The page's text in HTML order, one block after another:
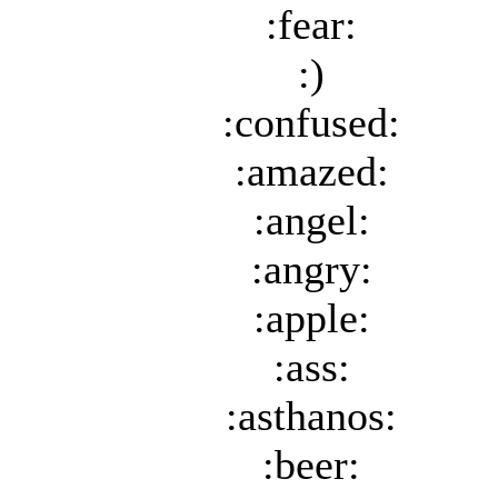
:fear:
:)
:confused:
:amazed:
:angel:
:angry:
:apple:
:ass:
:asthanos:
:beer: